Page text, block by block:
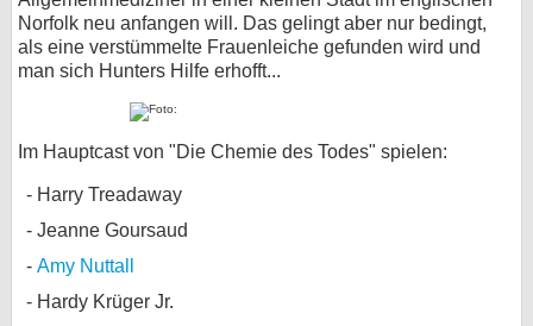
Norfolk neu anfangen will. Das gelingt aber nur bedingt,
als eine verstümmelte Frauenleiche gefunden wird und
man sich Hunters Hilfe erhofft...
Im Hauptcast von "Die Chemie des Todes" spielen:
Harry Treadaway
Jeanne Goursaud
Amy Nuttall
Hardy Krüger Jr.